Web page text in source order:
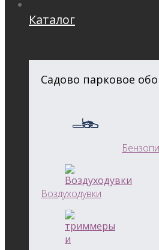
Каталог
Садово парковое
Воздуходувки